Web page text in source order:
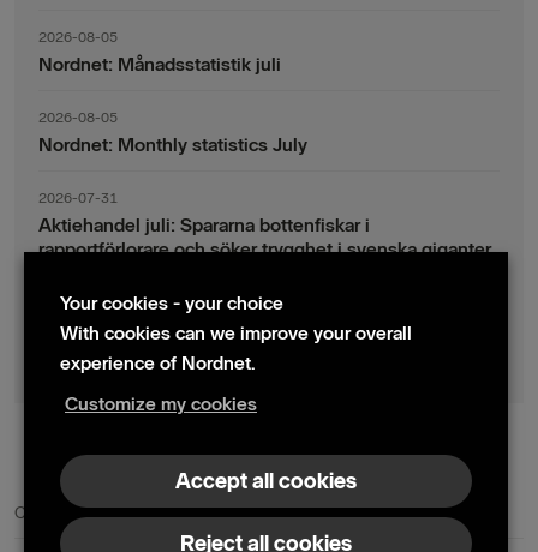
2026-08-05
Nordnet: Månadsstatistik juli
2026-08-05
Nordnet: Monthly statistics July
2026-07-31
Aktiehandel juli: Spararna bottenfiskar i
rapportförlorare och söker trygghet i svenska giganter
2026-07-30
Fondsparande juli: Vinsthemtagningar i teknik – men
indexsparandet ligger fast
Contact us Press contacts
Your cookies - your choice
With cookies can we improve your overall
experience of Nordnet.
Customize my cookies
Accept all cookies
Reject all cookies